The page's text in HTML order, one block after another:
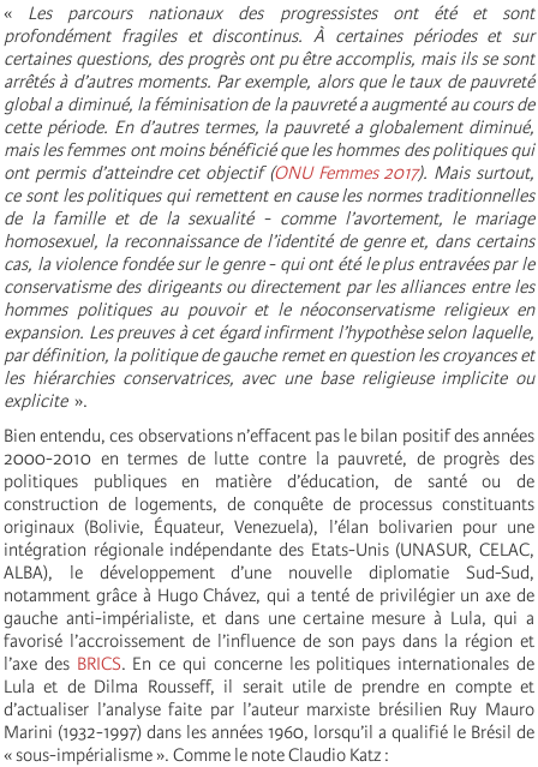
« Les parcours nationaux des progressistes ont été et sont
profondément fragiles et discontinus. À certaines périodes et sur
certaines questions, des progrès ont pu être accomplis, mais ils se sont
arrêtés à d’autres moments. Par exemple, alors que le taux de pauvreté
global a diminué, la féminisation de la pauvreté a augmenté au cours de
cette période. En d’autres termes, la pauvreté a globalement diminué,
mais les femmes ont moins bénéficié que les hommes des politiques qui
ont permis d’atteindre cet objectif (ONU Femmes 2017). Mais surtout,
ce sont les politiques qui remettent en cause les normes traditionnelles
de la famille et de la sexualité - comme l’avortement, le mariage
homosexuel, la reconnaissance de l’identité de genre et, dans certains
cas, la violence fondée sur le genre - qui ont été le plus entravées par le
conservatisme des dirigeants ou directement par les alliances entre les
hommes politiques au pouvoir et le néoconservatisme religieux en
expansion. Les preuves à cet égard infirment l’hypothèse selon laquelle,
par définition, la politique de gauche remet en question les croyances et
les hiérarchies conservatrices, avec une base religieuse implicite ou
explicite ».
Bien entendu, ces observations n’effacent pas le bilan positif des années
2000-2010 en termes de lutte contre la pauvreté, de progrès des
politiques publiques en matière d’éducation, de santé ou de
construction de logements, de conquête de processus constituants
originaux (Bolivie, Équateur, Venezuela), l’élan bolivarien pour une
intégration régionale indépendante des Etats-Unis (UNASUR, CELAC,
ALBA), le développement d’une nouvelle diplomatie Sud-Sud,
notamment grâce à Hugo Chávez, qui a tenté de privilégier un axe de
gauche anti-impérialiste, et dans une certaine mesure à Lula, qui a
favorisé l’accroissement de l’influence de son pays dans la région et
l’axe des BRICS. En ce qui concerne les politiques internationales de
Lula et de Dilma Rousseff, il serait utile de prendre en compte et
d’actualiser l’analyse faite par l’auteur marxiste brésilien Ruy Mauro
Marini (1932-1997) dans les années 1960, lorsqu’il a qualifié le Brésil de
« sous-impérialisme ». Comme le note Claudio Katz :